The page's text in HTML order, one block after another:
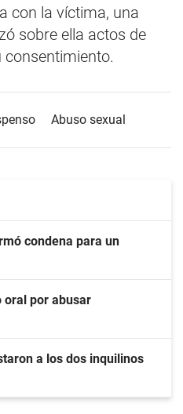
con la víctima, una
sobre ella actos de
consentimiento.
Abuso sexual
condena para un
oral por abusar
a los dos inquilinos